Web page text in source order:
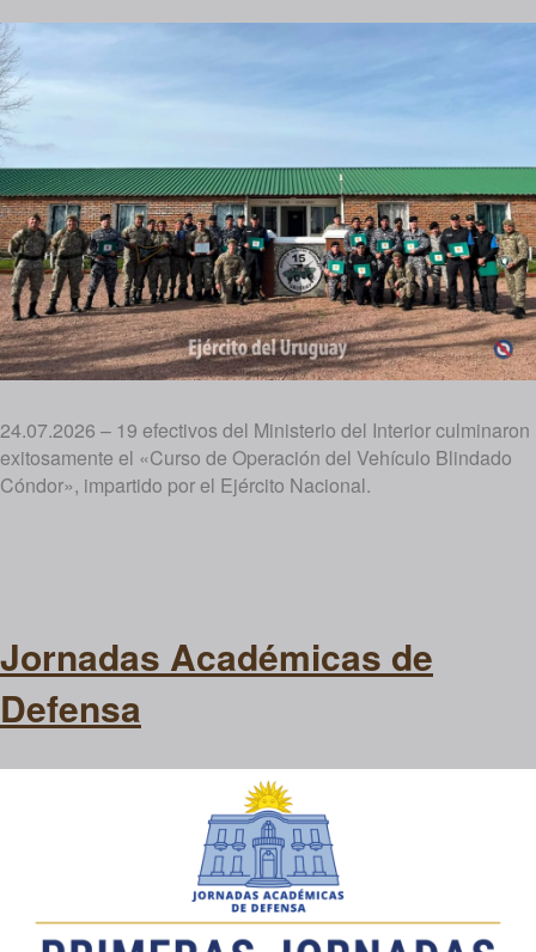
24.07.2026 – 19 efectivos del Ministerio del Interior culminaron
exitosamente el «Curso de Operación del Vehículo Blindado
Cóndor», impartido por el Ejército Nacional.
Jornadas Académicas de
Defensa